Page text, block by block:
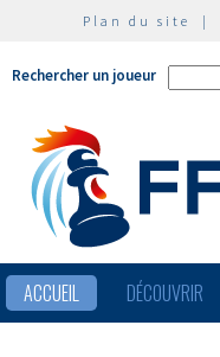
Plan du site |
Rechercher un joueur
ACCUEIL DÉCOUVRIR